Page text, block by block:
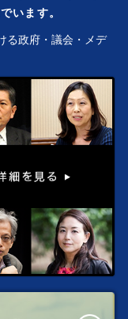
います。
る政府・議会・メデ